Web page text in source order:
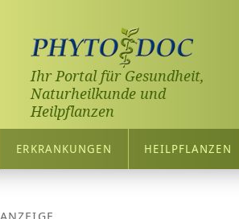
Ihr Portal für Gesundheit,
Naturheilkunde und
Heilpflanzen
ERKRANKUNGEN HEILPFLANZEN